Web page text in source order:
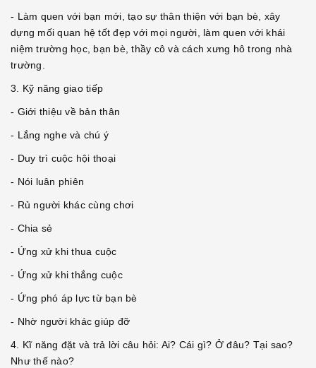
- Làm quen với bạn mới, tạo sự thân thiện với bạn bè, xây
dựng mối quan hệ tốt đẹp với mọi người, làm quen với khái
niệm trường học, bạn bè, thầy cô và cách xưng hô trong nhà
trường.
3. Kỹ năng giao tiếp
- Giới thiệu về bản thân
- Lắng nghe và chú ý
- Duy trì cuộc hội thoại
- Nói luân phiên
- Rủ người khác cùng chơi
- Chia sẻ
- Ứng xử khi thua cuộc
- Ứng xử khi thắng cuộc
- Ứng phó áp lực từ bạn bè
- Nhờ người khác giúp đỡ
4. Kĩ năng đặt và trả lời câu hỏi: Ai? Cái gì? Ở đâu? Tại sao?
Như thế nào?